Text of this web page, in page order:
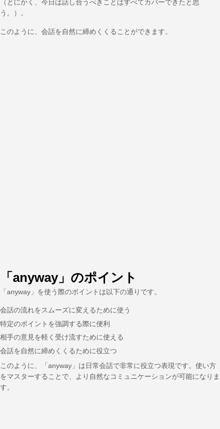
（とにかく、今日は話し合うべきことはすべてカバーできたと思
う。）。
このように、会話を自然に締めくくることができます。
「anyway」のポイント
「anyway」を使う際のポイントは以下の通りです。
会話の流れをスムーズに変えるために使う
特定のポイントを強調する際に便利
相手の意見を軽く受け流すために使える
会話を自然に締めくくるために役立つ
このように、「anyway」は日常会話で非常に役立つ表現です。使い方
をマスターすることで、より自然なコミュニケーションが可能になりま
す。